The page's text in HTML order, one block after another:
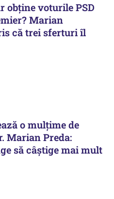
obține voturile PSD
Marian
că trei sferturi îl
o mulțime de
Marian Preda:
să câștige mai mult